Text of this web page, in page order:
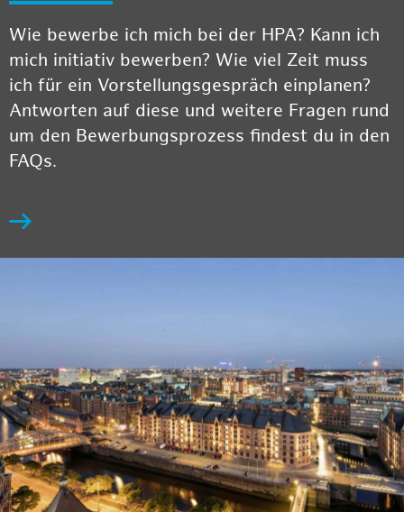
Wie bewerbe ich mich bei der HPA? Kann ich
mich initiativ bewerben? Wie viel Zeit muss
ich für ein Vorstellungsgespräch einplanen?
Antworten auf diese und weitere Fragen rund
um den Bewerbungsprozess findest du in den
FAQs.